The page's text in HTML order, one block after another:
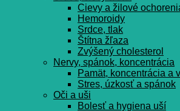
Cievy a žilové
Hemoroidy
Srdce, tlak
Štítna žľaza
Zvýšený cholesterol
Nervy, spánok, koncentrácia
Pamät, koncentrácia a
Stres, úzkosť a spánok
Oči a uši
Bolesť a hygiena uší